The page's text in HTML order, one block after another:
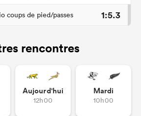
coups de pied/passes 1:5.3
rencontres
Aujourd'hui
12h00
Mardi
10h00